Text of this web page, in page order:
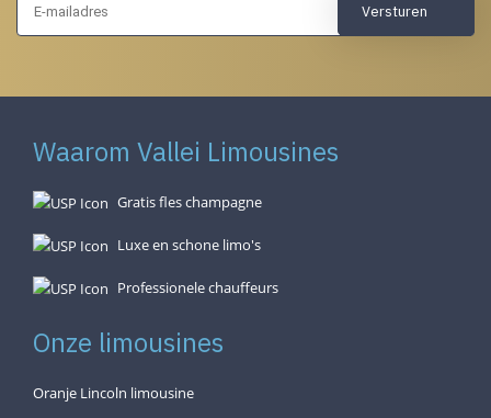
Versturen
Waarom Vallei Limousines
Gratis fles champagne
Luxe en schone limo's
Professionele chauffeurs
Onze limousines
Oranje Lincoln limousine